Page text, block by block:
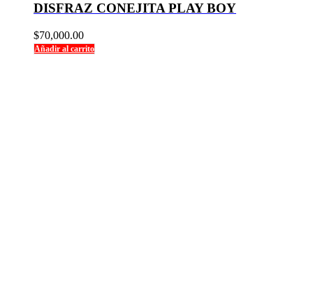
DISFRAZ CONEJITA PLAY BOY
$70,000.00
Añadir al carrito